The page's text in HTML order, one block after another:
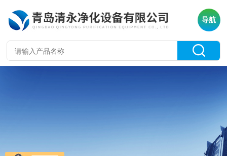
导航